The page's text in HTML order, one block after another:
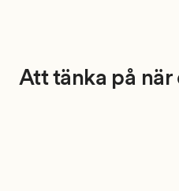
Att tänka på